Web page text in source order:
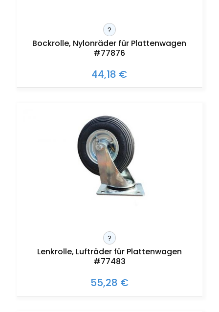
?
Bockrolle, Nylonräder für Plattenwagen
#77876
44,18 €
?
Lenkrolle, Lufträder für Plattenwagen
#77483
55,28 €